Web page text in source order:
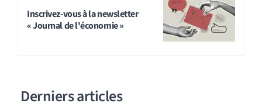
Inscrivez-vous à la newsletter
« Journal de l'économie »
Derniers articles